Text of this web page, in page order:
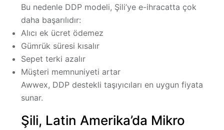
Bu nedenle DDP modeli, Şili’ye e-ihracatta çok
daha başarılıdır:
Alıcı ek ücret ödemez
Gümrük süresi kısalır
Sepet terki azalır
Müşteri memnuniyeti artar
Awwex, DDP destekli taşıyıcıları en uygun fiyata
sunar.
Şili, Latin Amerika’da Mikro